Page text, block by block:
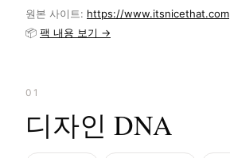
원본 사이트: https://www.itsnicethat.com
📦 팩 내용 보기 →
01
디자인 DNA